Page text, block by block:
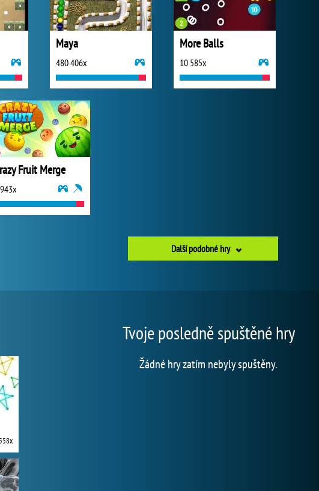
Maya
480 406x
More Balls
10 585x
Fruit Merge
Další podobné hry
Tvoje posledně spuštěné hry
Žádné hry zatím nebyly spuštěny.